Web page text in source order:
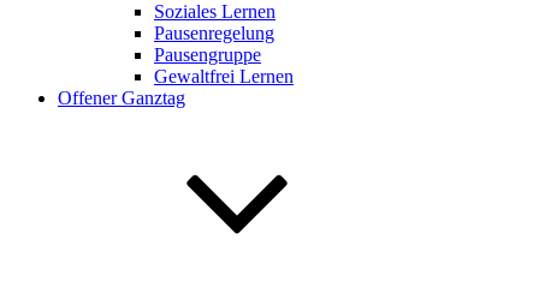
Soziales Lernen
Pausenregelung
Pausengruppe
Gewaltfrei Lernen
Offener Ganztag